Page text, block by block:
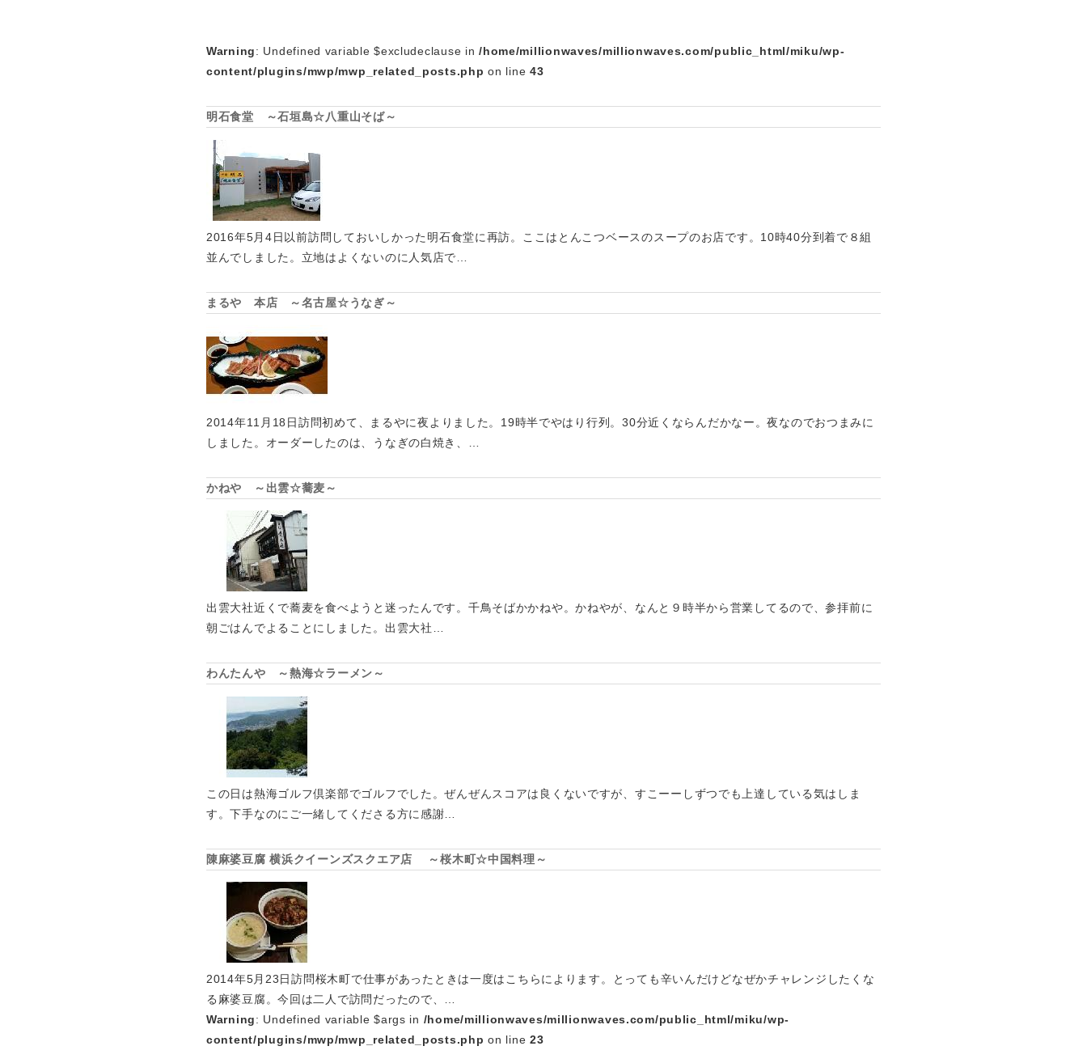
Warning: Undefined variable $excludeclause in/home/millionwaves/millionwaves.com/public_html/miku/wp-
content/plugins/mwp/mwp_related_posts.php on line43
明石食堂 ～石垣島☆八重山そば～
2016年5月4日以前訪問しておいしかった明石食堂に再訪。ここはとんこつベースのスープのお店です。10時40分到着で８組
並んでしました。立地はよくないのに人気店で…
まるや 本店 ～名古屋☆うなぎ～
2014年11月18日訪問初めて、まるやに夜よりました。19時半でやはり行列。30分近くならんだかなー。夜なのでおつまみに
しました。オーダーしたのは、うなぎの白焼き、…
かねや ～出雲☆蕎麦～
出雲大社近くで蕎麦を食べようと迷ったんです。千鳥そばかかねや。かねやが、なんと９時半から営業してるので、参拝前に
朝ごはんでよることにしました。出雲大社…
わんたんや ～熱海☆ラーメン～
この日は熱海ゴルフ倶楽部でゴルフでした。ぜんぜんスコアは良くないですが、すこーーしずつでも上達している気はしま
す。下手なのにご一緒してくださる方に感謝…
陳麻婆豆腐 横浜クイーンズスクエア店 ～桜木町☆中国料理～
2014年5月23日訪問桜木町で仕事があったときは一度はこちらによります。とっても辛いんだけどなぜかチャレンジしたくな
る麻婆豆腐。今回は二人で訪問だったので、…
Warning: Undefined variable $args in /home/millionwaves/millionwaves.com/public_html/miku/wp-
content/plugins/mwp/mwp_related_posts.php on line23